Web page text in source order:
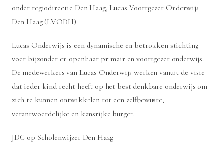
onder regiodirectie Den Haag, Lucas Voortgezet Onderwijs
Den Haag (LVODH)
Lucas Onderwijs is een dynamische en betrokken stichting
voor bijzonder en openbaar primair en voortgezet onderwijs.
De medewerkers van Lucas Onderwijs werken vanuit de visie
dat ieder kind recht heeft op het best denkbare onderwijs om
zich te kunnen ontwikkelen tot een zelfbewuste,
verantwoordelijke en kansrijke burger.
JDC op Scholenwijzer Den Haag